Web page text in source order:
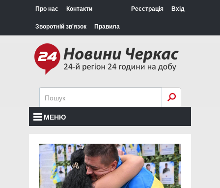
Про нас Контакти
Зворотній зв'язок Правила
Реєстрація Вхід
МЕНЮ